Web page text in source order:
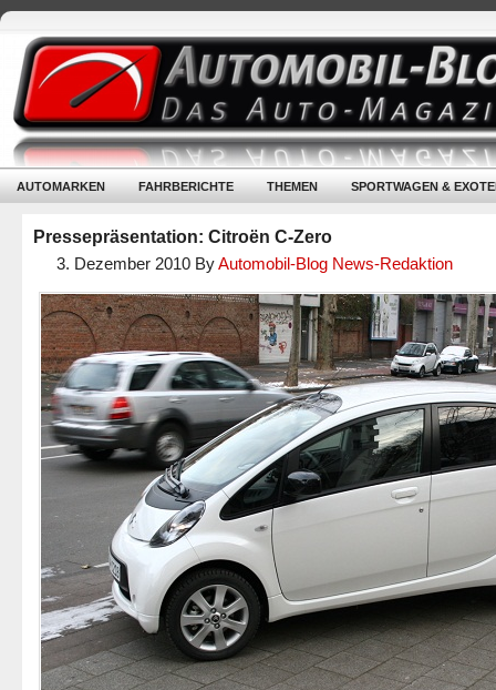
AUTOMARKEN FAHRBERICHTE THEMEN SPORTWAGEN &
Pressepräsentation: Citroën C-Zero
3. Dezember 2010 ByAutomobil-Blog News-Redaktion